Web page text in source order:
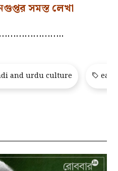
সমস্ত লেখা
and urdu culture